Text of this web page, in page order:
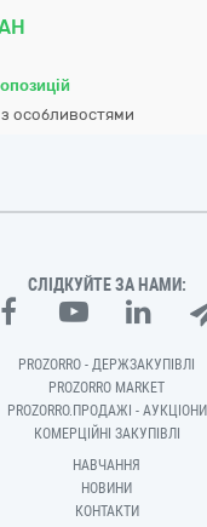
з особливостями
СЛІДКУЙТЕ ЗА НАМИ:
PROZORRO - ДЕРЖЗАКУПІВЛІ
PROZORRO MARKET
PROZORRO.ПРОДАЖІ - АУКЦІОНИ
КОМЕРЦІЙНІ ЗАКУПІВЛІ
НАВЧАННЯ
НОВИНИ
КОНТАКТИ